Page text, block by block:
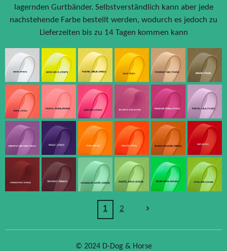
lagernden Gurtbänder. Selbstverständlich kann aber jede
nachstehende Farbe bestellt werden, wodurch es jedoch zu
Lieferzeiten bis zu 14 Tagen kommen kann
1 2
© 2024 D-Dog & Horse